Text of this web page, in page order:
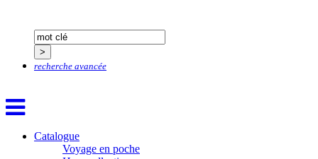
recherche avancée
Catalogue
Voyage en poche
Cann Typhaine
Carbonnaux Stéphan
Carrau Noak
Chastel Marie
Chaud Marianne